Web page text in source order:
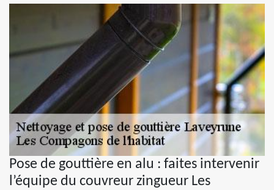
Pose de gouttière en alu : faites intervenir
l’équipe du couvreur zingueur Les